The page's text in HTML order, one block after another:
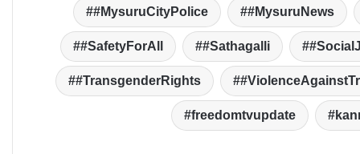
#MysuruCityPolice #MysuruNews
#SafetyForAll #Sathagalli
#TransgenderRights
freedomtvupdate